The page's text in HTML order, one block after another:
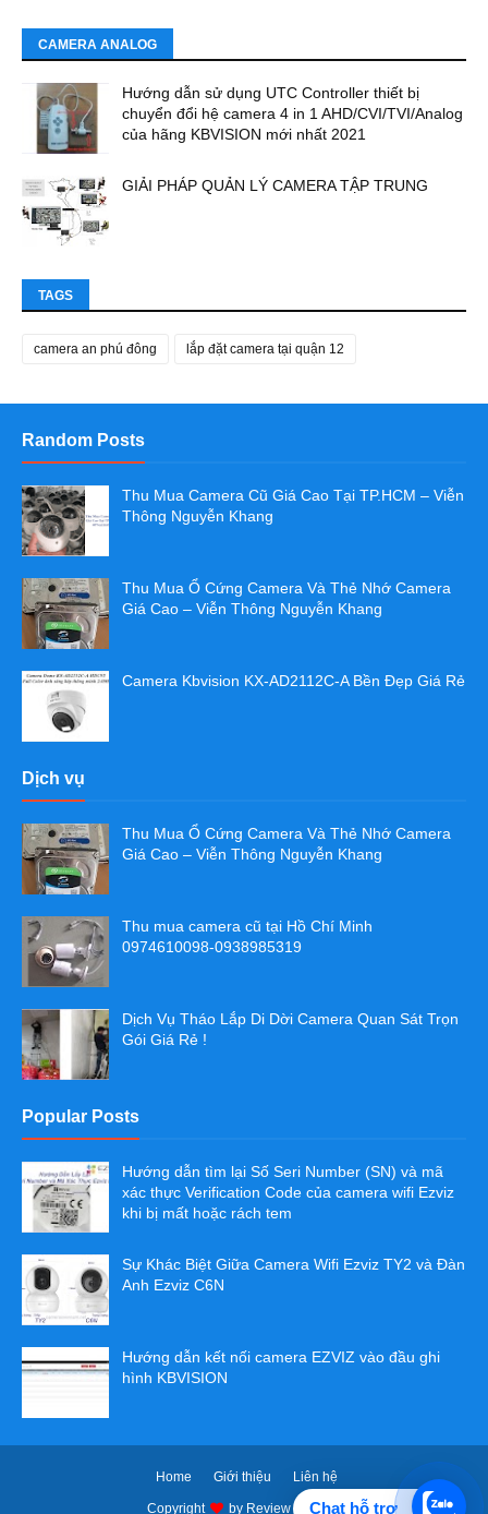
Chat hỗ trợ
CAMERA ANALOG
Hướng dẫn sử dụng UTC Controller thiết bị
chuyển đổi hệ camera 4 in 1 AHD/CVI/TVI/Analog
của hãng KBVISION mới nhất 2021
GIẢI PHÁP QUẢN LÝ CAMERA TẬP TRUNG
TAGS
camera an phú đông lắp đặt camera tại quận 12
Random Posts
Thu Mua Camera Cũ Giá Cao Tại TP.HCM – Viễn
Thông Nguyễn Khang
Thu Mua Ổ Cứng Camera Và Thẻ Nhớ Camera
Giá Cao – Viễn Thông Nguyễn Khang
Camera Kbvision KX-AD2112C-A Bền Đẹp Giá Rẻ
Dịch vụ
Thu Mua Ổ Cứng Camera Và Thẻ Nhớ Camera
Giá Cao – Viễn Thông Nguyễn Khang
Thu mua camera cũ tại Hồ Chí Minh
0974610098-0938985319
Dịch Vụ Tháo Lắp Di Dời Camera Quan Sát Trọn
Gói Giá Rẻ !
Popular Posts
Hướng dẫn tìm lại Số Seri Number (SN) và mã
xác thực Verification Code của camera wifi Ezviz
khi bị mất hoặc rách tem
Sự Khác Biệt Giữa Camera Wifi Ezviz TY2 và Đàn
Anh Ezviz C6N
Hướng dẫn kết nối camera EZVIZ vào đầu ghi
hình KBVISION
Home Giới thiệu Liên hệ
Copyright by Review Camera